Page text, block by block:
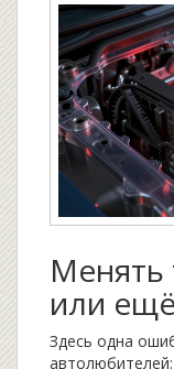
Менять
или
Здесь одна